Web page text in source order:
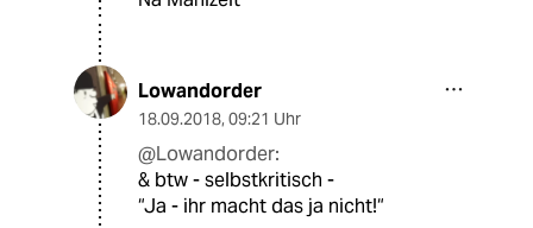
Lowandorder
18.09.2018, 09:21 Uhr
@Lowandorder:
& btw - selbstkritisch -
“Ja - ihr macht das ja nicht!“